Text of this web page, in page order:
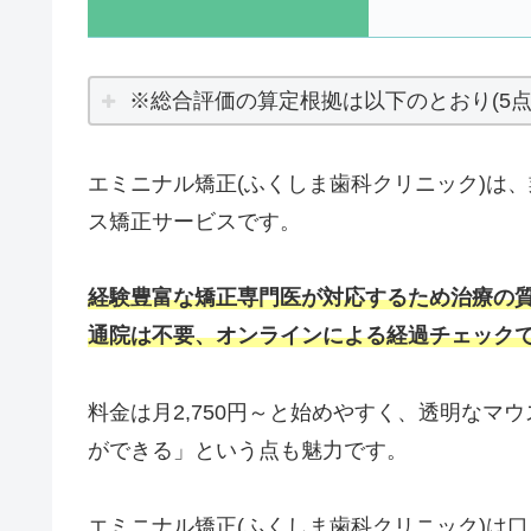
※総合評価の算定根拠は以下のとおり(5
エミニナル矯正(ふくしま歯科クリニック)は
ス矯正サービスです。
経験豊富な矯正専門医が対応するため治療の
通院は不要、オンラインによる経過チェック
料金は月2,750円～と始めやすく、透明なマ
ができる」という点も魅力です。
エミニナル矯正(ふくしま歯科クリニック)は